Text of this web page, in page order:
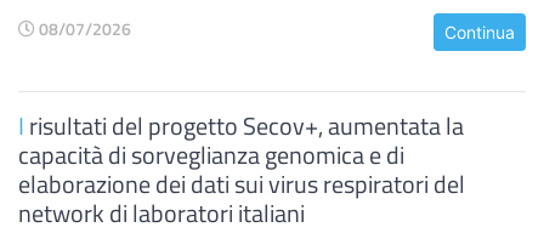
08/07/2026 Continua
Irisultati del progetto Secov+, aumentata la
capacità di sorveglianza genomica e di
elaborazione dei dati sui virus respiratori del
network di laboratori italiani